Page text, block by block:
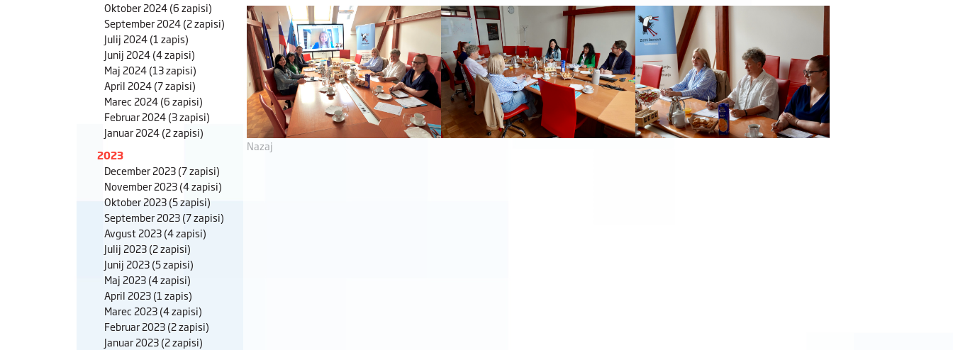
Oktober 2024(6 zapisi)
September 2024(2 zapisi)
Julij 2024(1 zapis)
Junij 2024(4 zapisi)
Maj 2024(13 zapisi)
April 2024(7 zapisi)
Marec 2024(6 zapisi)
Februar 2024(3 zapisi)
Januar 2024(2 zapisi)
2023
December 2023(7 zapisi)
November 2023(4 zapisi)
Oktober 2023(5 zapisi)
September 2023(7 zapisi)
Avgust 2023(4 zapisi)
Julij 2023(2 zapisi)
Junij 2023(5 zapisi)
Maj 2023(4 zapisi)
April 2023(1 zapis)
Marec 2023(4 zapisi)
Februar 2023(2 zapisi)
Januar 2023(2 zapisi)
Nazaj